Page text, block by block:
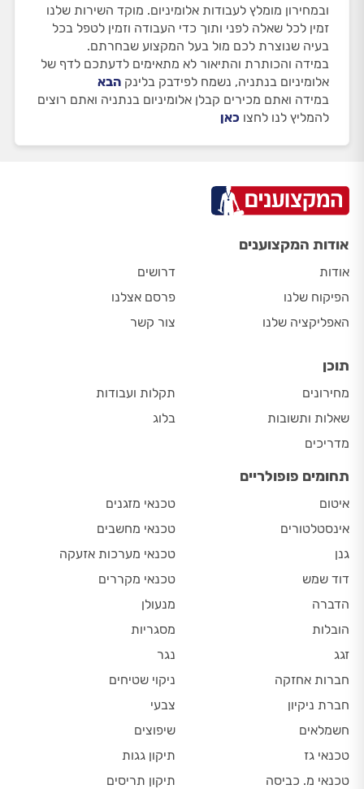
ובמחירון מומלץ לעבודות אלומיניום. מוקד השירות שלנו
זמין לכל שאלה לפני ותוך כדי העבודה וזמין לטפל בכל
בעיה שנוצרת לכם מול בעל המקצוע שבחרתם.
במידה והכותרת והתיאור לא מתאימים לדעתכם לדף של
אלומיניום בנתניה, נשמח לפידבק בלינק הבא
במידה ואתם מכירים קבלן אלומיניום בנתניה ואתם רוצים
להמליץ לנו לחצו כאן
אודות המקצוענים
אודות
הפיקוח שלנו
האפליקציה שלנו
דרושים
פרסם אצלנו
צור קשר
תוכן
מחירונים
שאלות ותשובות
מדריכים
תקלות ועבודות
בלוג
תחומים פופולריים
איטום
אינסטלטורים
גנן
דוד שמש
הדברה
הובלות
זגג
חברות אחזקה
חברת ניקיון
חשמלאים
טכנאי גז
טכנאי מ. כביסה
טכנאי מזגנים
טכנאי מחשבים
טכנאי מערכות אזעקה
טכנאי מקררים
מנעולן
מסגריות
נגר
ניקוי שטיחים
צבעי
שיפוצים
תיקון גגות
תיקון תריסים